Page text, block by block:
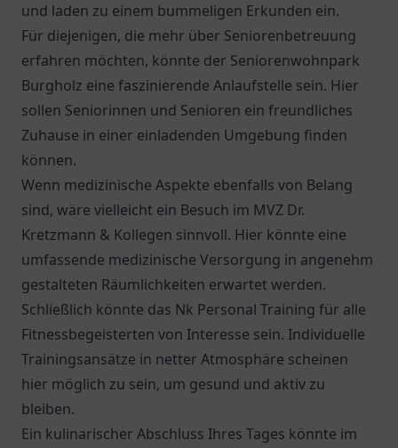
und laden zu einem bummeligen Erkunden ein.
Für diejenigen, die mehr über Seniorenbetreuung
erfahren möchten, könnte der Seniorenwohnpark
Burgholz eine faszinierende Anlaufstelle sein. Hier
sollen Seniorinnen und Senioren ein freundliches
Zuhause in einer einladenden Umgebung finden
können.
Wenn medizinische Aspekte ebenfalls von Belang
sind, wäre vielleicht ein Besuch im MVZ Dr.
Kretzmann & Kollegen sinnvoll. Hier könnte eine
umfassende medizinische Versorgung in angenehm
gestalteten Räumlichkeiten erwartet werden.
Schließlich könnte das Nk Personal Training für alle
Fitnessbegeisterten von Interesse sein. Individuelle
Trainingsansätze in netter Atmosphäre scheinen
hier möglich zu sein, um gesund und aktiv zu
bleiben.
Ein kulinarischer Abschluss Ihres Tages könnte im